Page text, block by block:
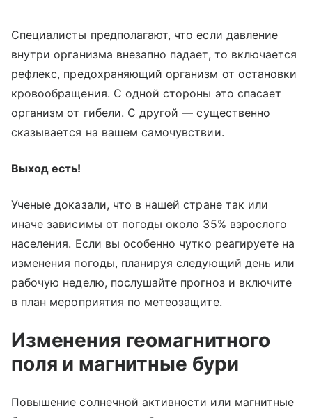
Специалисты предполагают, что если давление
внутри организма внезапно падает, то включается
рефлекс, предохраняющий организм от остановки
кровообращения. С одной стороны это спасает
организм от гибели. С другой — существенно
сказывается на вашем самочувствии.
Выход есть!
Ученые доказали, что в нашей стране так или
иначе зависимы от погоды около 35% взрослого
населения. Если вы особенно чутко реагируете на
изменения погоды, планируя следующий день или
рабочую неделю, послушайте прогноз и включите
в план мероприятия по метеозащите.
Изменения геомагнитного
поля и магнитные бури
Повышение солнечной активности или магнитные